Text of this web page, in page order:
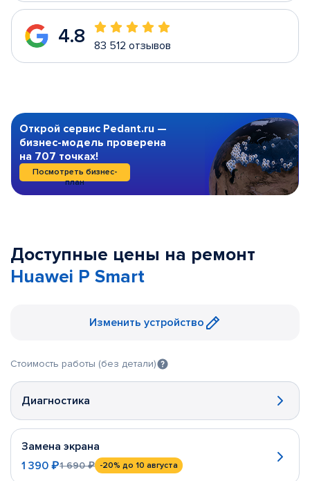
4.8 83 512 отзывов
Открой сервис Pedant.ru —
бизнес-модель проверена
на 707 точках!
Посмотреть бизнес-
план
Доступные цены на ремонт
Huawei P Smart
Изменить устройство
Стоимость работы (без детали)
Диагностика
Замена экрана
1 390 ₽1 690 ₽ -20% до 10 августа